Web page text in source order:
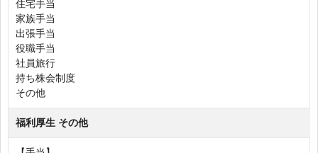
住宅手当
家族手当
出張手当
役職手当
社員旅行
持ち株会制度
その他
福利厚生 その他